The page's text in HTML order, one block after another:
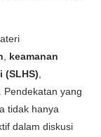
keamanan
. Pendekatan yang
tidak hanya
dalam diskusi